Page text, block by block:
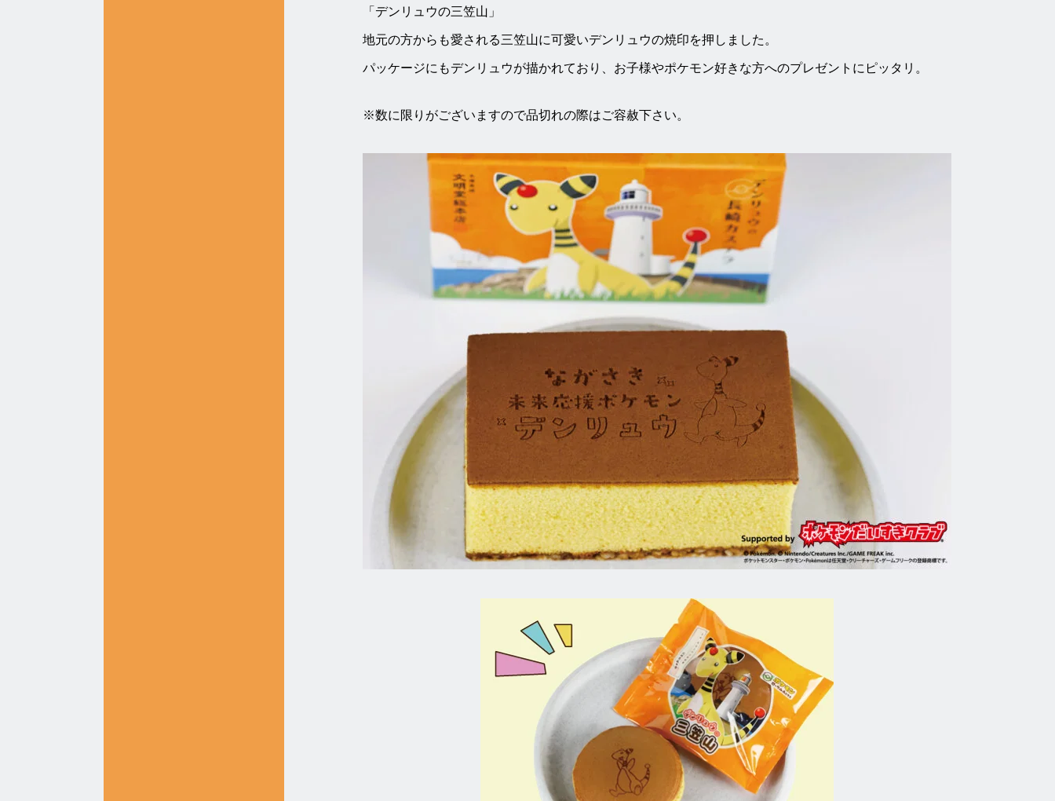
「デンリュウの三笠山」
地元の方からも愛される三笠山に可愛いデンリュウの焼印を押しました。
パッケージにもデンリュウが描かれており、お子様やポケモン好きな方へのプレゼントにピッタリ。
※数に限りがございますので品切れの際はご容赦下さい。